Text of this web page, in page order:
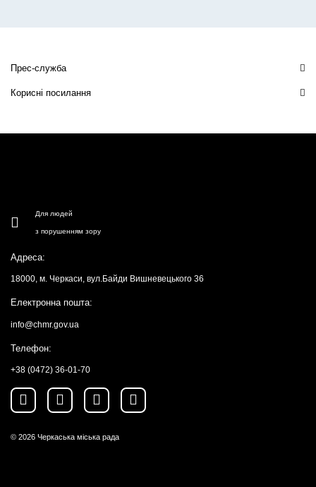
Прес-служба
Корисні посилання
Для людей
з порушенням зору
Адреса:
18000, м. Черкаси, вул.Байди Вишневецького 36
Електронна пошта:
info@chmr.gov.ua
Телефон:
+38 (0472) 36-01-70
© 2026 Черкаська міська рада